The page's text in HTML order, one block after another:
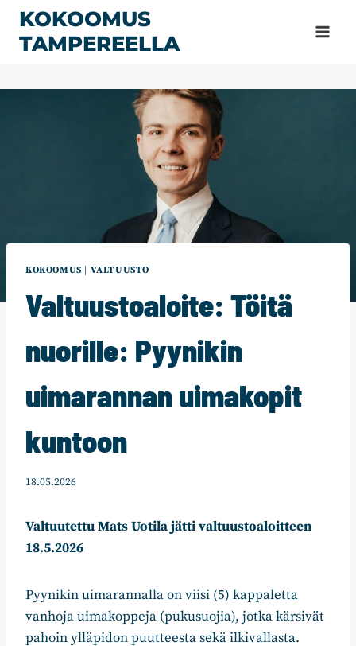
Siirry
sisältöön
KOKOOMUS
TAMPEREELLA
KOKOOMUS | VALTUUSTO
Valtuustoaloite: Töitä
nuorille: Pyynikin
uimarannan uimakopit
kuntoon
18.05.2026
Valtuutettu Mats Uotila jätti valtuustoaloitteen
18.5.2026
Pyynikin uimarannalla on viisi (5) kappaletta
vanhoja uimakoppeja (pukusuojia), jotka kärsivät
pahoin ylläpidon puutteesta sekä ilkivallasta.